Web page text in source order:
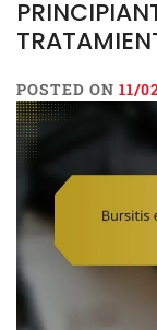
POSTED ON 11/